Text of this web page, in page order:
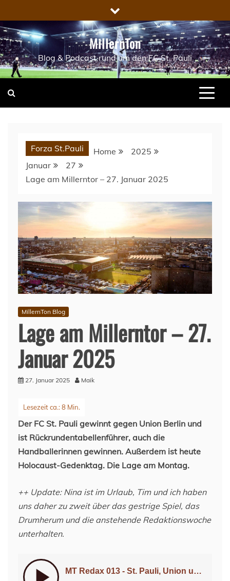
to
content
MillernTon
Blog & Podcast rund um den FC St. Pauli
Forza St.Pauli Home
2025
Januar
27
Lage am Millerntor – 27. Januar 2025
MillernTon Blog
Lage am Millerntor – 27.
Januar 2025
27. Januar 2025 Maik
Der FC St. Pauli gewinnt gegen Union Berlin und
ist Rückrundentabellenführer, auch die
Handballerinnen gewinnen. Außerdem ist heute
Holocaust-Gedenktag. Die Lage am Montag.
++ Update: Nina ist im Urlaub, Tim und ich haben
uns daher zu zweit über das gestrige Spiel, das
Drumherum und die anstehende Redaktionswoche
unterhalten.